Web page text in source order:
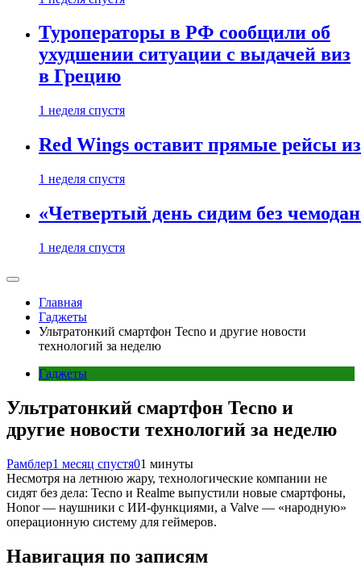
Туроператоры в РФ сообщили об
ухудшении ситуации с выдачей виз
в Грецию
1 неделя спустя
Red Wings оставит прямые рейсы
1 неделя спустя
«Четвертый день сидим без
1 неделя спустя
Главная
Гаджеты
Ультратонкий смартфон Tecno и другие новости
технологий за неделю
Гаджеты
Ультратонкий смартфон Tecno и
другие новости технологий за неделю
Рамблер1 месяц спустя01 минуты
Несмотря на летнюю жару, технологические компании не
сидят без дела: Tecno и Realme выпустили новые смартфоны,
Honor — наушники с ИИ-функциями, а Valve — «народную»
операционную систему для геймеров.
Навигация по записям